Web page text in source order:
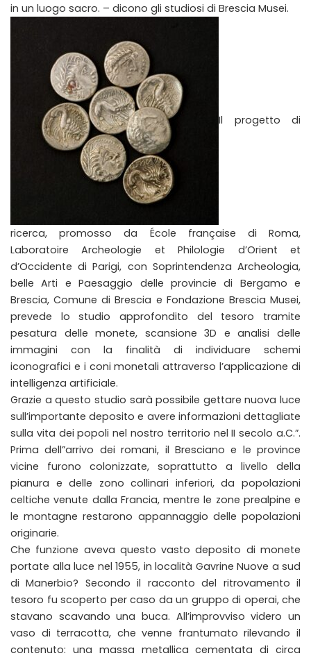
in un luogo sacro. – dicono gli studiosi di Brescia Musei.
Il progetto di
ricerca, promosso da École française di Roma,
Laboratoire Archeologie et Philologie d’Orient et
d’Occidente di Parigi, con Soprintendenza Archeologia,
belle Arti e Paesaggio delle provincie di Bergamo e
Brescia, Comune di Brescia e Fondazione Brescia Musei,
prevede lo studio approfondito del tesoro tramite
pesatura delle monete, scansione 3D e analisi delle
immagini con la finalità di individuare schemi
iconografici e i coni monetali attraverso l’applicazione di
intelligenza artificiale.
Grazie a questo studio sarà possibile gettare nuova luce
sull’importante deposito e avere informazioni dettagliate
sulla vita dei popoli nel nostro territorio nel II secolo a.C.”.
Prima dell”arrivo dei romani, il Bresciano e le province
vicine furono colonizzate, soprattutto a livello della
pianura e delle zono collinari inferiori, da popolazioni
celtiche venute dalla Francia, mentre le zone prealpine e
le montagne restarono appannaggio delle popolazioni
originarie.
Che funzione aveva questo vasto deposito di monete
portate alla luce nel 1955, in località Gavrine Nuove a sud
di Manerbio? Secondo il racconto del ritrovamento il
tesoro fu scoperto per caso da un gruppo di operai, che
stavano scavando una buca. All’improvviso videro un
vaso di terracotta, che venne frantumato rilevando il
contenuto: una massa metallica cementata di circa